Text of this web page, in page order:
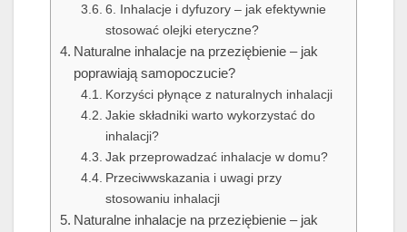
6. Inhalacje i dyfuzory – jak efektywnie
stosować olejki eteryczne?
Naturalne inhalacje na przeziębienie – jak
poprawiają samopoczucie?
Korzyści płynące z naturalnych inhalacji
Jakie składniki warto wykorzystać do
inhalacji?
Jak przeprowadzać inhalacje w domu?
Przeciwwskazania i uwagi przy
stosowaniu inhalacji
Naturalne inhalacje na przeziębienie – jak